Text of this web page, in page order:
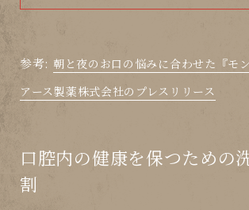
参考: 朝と夜のお口の悩みに合わせた『モ
アース製薬株式会社のプレスリリース
口腔内の健康を保つための
割